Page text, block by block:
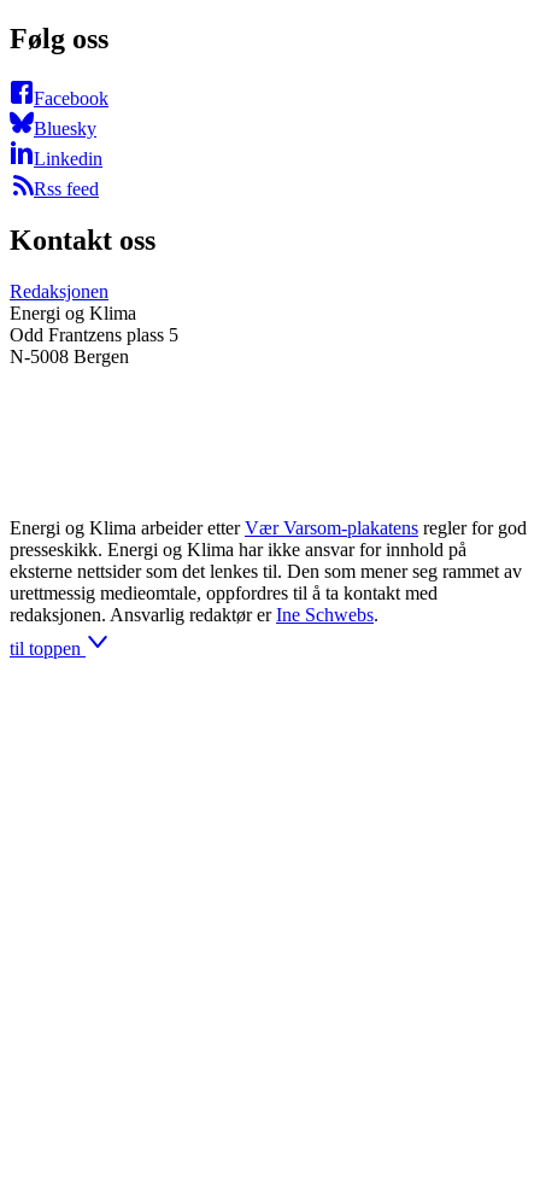
Følg oss
Facebook
Bluesky
Linkedin
Rss feed
Kontakt oss
Redaksjonen
Energi og Klima
Odd Frantzens plass 5
N-5008 Bergen
Energi og Klima arbeider etter Vær Varsom-plakatens regler for god
presseskikk. Energi og Klima har ikke ansvar for innhold på
eksterne nettsider som det lenkes til. Den som mener seg rammet av
urettmessig medieomtale, oppfordres til å ta kontakt med
redaksjonen. Ansvarlig redaktør er Ine Schwebs.
til toppen